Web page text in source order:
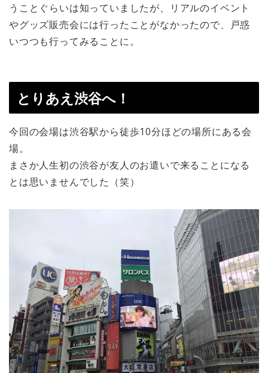
うことぐらいは知っていましたが、リアルのイベント
やグッズ販売会には行ったことがなかったので、戸惑
いつつも行ってみることに。
とりあえ渋谷へ！
今回の会場は渋谷駅から徒歩10分ほどの場所にある会
場。
まさか人生初の渋谷が友人のお遣いで来ることになる
とは思いませんでした（笑）